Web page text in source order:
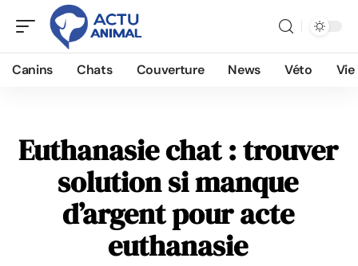
Canins Chats Couverture News Véto
Euthanasie chat : trouver
solution si manque
d’argent pour acte
euthanasie